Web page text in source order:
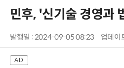
민후, '신기술 경영과
발행일 : 2024-09-05 08:23 업데